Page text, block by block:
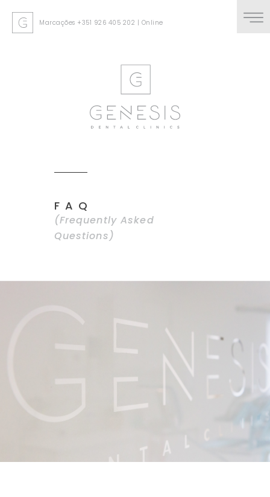
Marcações +351 926 405 202 | Online
FAQ
(Frequently Asked
Questions)